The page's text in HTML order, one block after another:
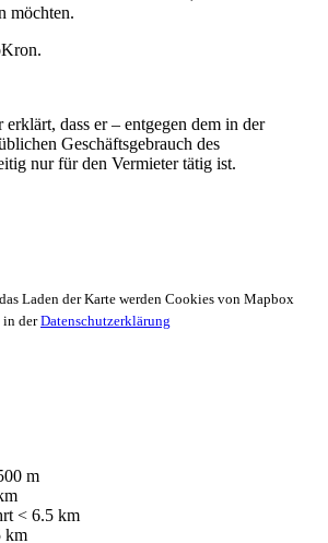
möchten.
dass er – entgegen dem in der
Geschäftsgebrauch des
nur für den Vermieter tätig ist.
Laden der Karte werden Cookies von Mapbox
in derDatenschutzerklärung
m
< 6.5 km
km